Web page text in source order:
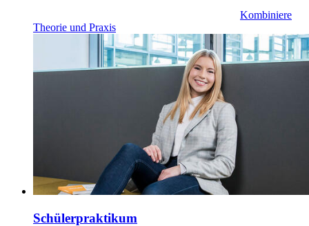
Kombiniere
Theorie und Praxis
Schülerpraktikum